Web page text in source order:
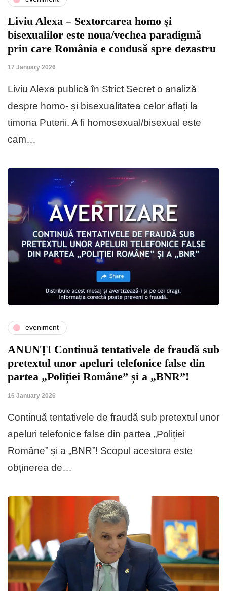
Liviu Alexa – Sextorcarea homo şi
bisexualilor este noua/vechea paradigmǎ
prin care România e condusǎ spre dezastru
17 January 2026
Liviu Alexa publică în Strict Secret o analiză
despre homo- și bisexualitatea celor aflați la
timona Puterii. A fi homosexual/bisexual este
cam…
eveniment
ANUNȚ! Continuă tentativele de fraudă sub
pretextul unor apeluri telefonice false din
partea „Poliției Române” și a „BNR”!
16 January 2026
Continuă tentativele de fraudă sub pretextul unor
apeluri telefonice false din partea „Poliției
Române” și a „BNR”! Scopul acestora este
obținerea de…